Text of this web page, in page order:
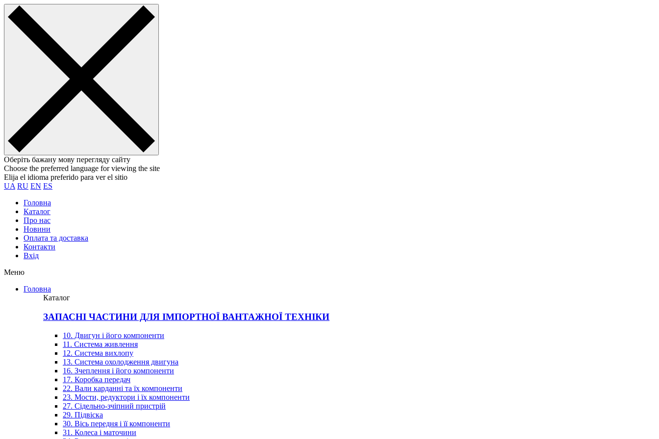
Оберіть бажану мову перегляду сайту
Choose the preferred language for viewing the site
Elija el idioma preferido para ver el sitio
UA RU EN ES
Головна
Каталог
Про нас
Новини
Оплата та доставка
Контакти
Вхiд
Меню
Головна
Каталог
ЗАПАСНІ ЧАСТИНИ ДЛЯ ІМПОРТНОЇ ВАНТАЖНОЇ ТЕХНІКИ
10. Двигун і його компоненти
11. Система живлення
12. Система вихлопу
13. Система охолодження двигуна
16. Зчеплення і його компоненти
17. Коробка передач
22. Вали карданні та їх компоненти
23. Мости, редуктори і їх компоненти
27. Сідельно-зчіпний пристрій
29. Підвіска
30. Вісь передня і її компоненти
31. Колеса і маточини